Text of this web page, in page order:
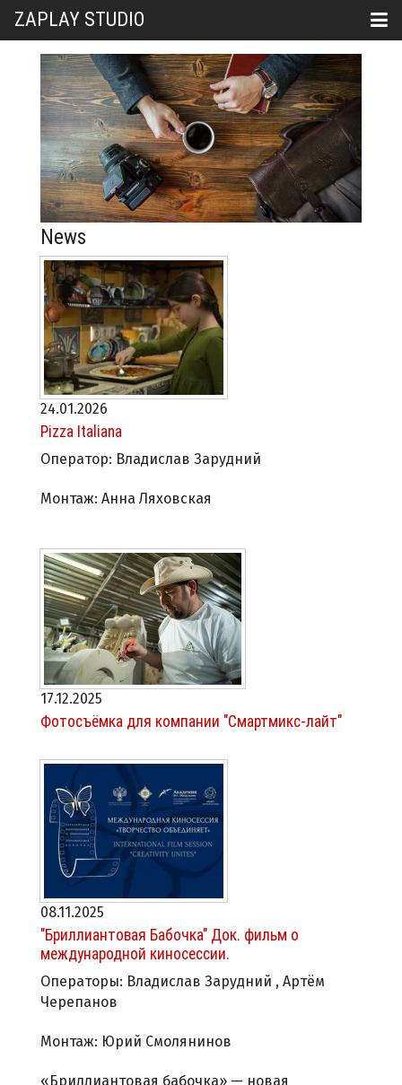
ZAPLAY STUDIO
News
24.01.2026
Pizza Italiana
Оператор: Владислав Зарудний
Монтаж: Анна Ляховская
17.12.2025
Фотосъёмка для компании "Смартмикс-лайт"
08.11.2025
"Бриллиантовая Бабочка" Док. фильм о
международной киносессии.
Операторы: Владислав Зарудний , Артём
Черепанов
Монтаж: Юрий Смолянинов
«Бриллиантовая бабочка» — новая